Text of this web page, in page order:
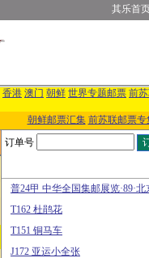
其乐首
香港 澳门 朝鲜 世界专题邮票 前
朝鲜邮票汇集 前苏联邮票专
订单号
普24甲 中华全国集邮展览·89·
T162 杜鹃花
T151 铜马车
J172 亚运小全张